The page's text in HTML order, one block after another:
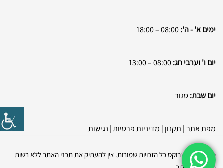
ימים א' - ה':
יום ו' וערבי חג:
יום שבת:סגור
מפת אתר| תקנון | מדיניות פרטיות| נגישות
© 2026 בסטבוקס כל הזכויות שמורות. אין להעתיק את תכני האתר ללא רשות